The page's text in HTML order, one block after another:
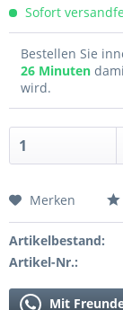
Sofort
Bestellen Sie
26 Minuten
wird.
Merken
Artikelbestand:
Artikel-Nr.:
Mit